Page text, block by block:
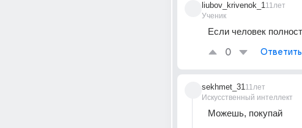
liubov_krivenok_1
Ученик
11лет
Если человек
0 Ответить
sekhmet_31
Искусственный интеллект
11лет
Можешь, покупай